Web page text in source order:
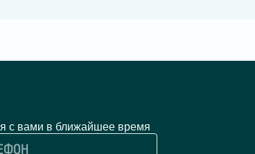
с вами в ближайшее время